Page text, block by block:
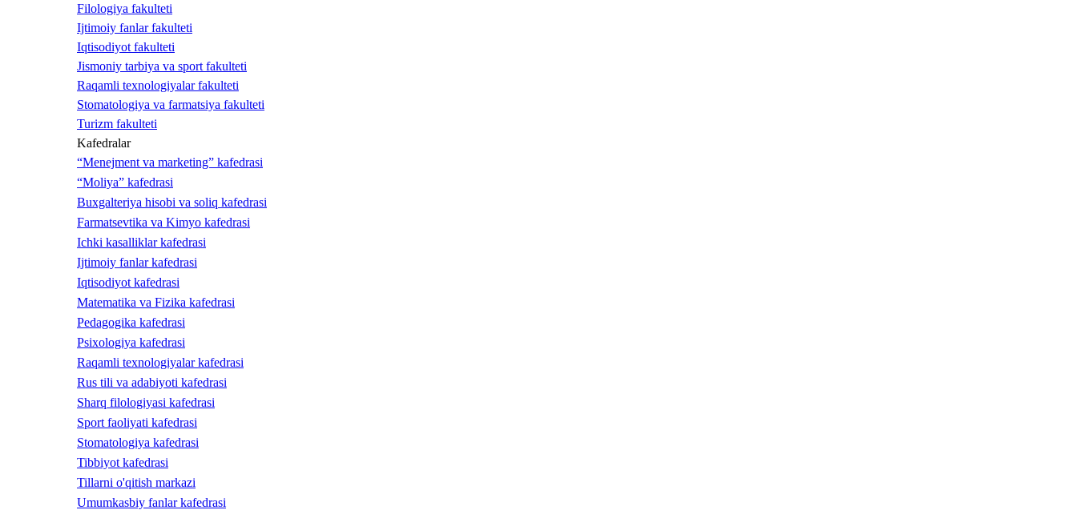
Filologiya fakulteti
Ijtimoiy fanlar fakulteti
Iqtisodiyot fakulteti
Jismoniy tarbiya va sport fakulteti
Raqamli texnologiyalar fakulteti
Stomatologiya va farmatsiya fakulteti
Turizm fakulteti
Kafedralar
“Menejment va marketing” kafedrasi
“Moliya” kafedrasi
Buxgalteriya hisobi va soliq kafedrasi
Farmatsevtika va Kimyo kafedrasi
Ichki kasalliklar kafedrasi
Ijtimoiy fanlar kafedrasi
Iqtisodiyot kafedrasi
Matematika va Fizika kafedrasi
Pedagogika kafedrasi
Psixologiya kafedrasi
Raqamli texnologiyalar kafedrasi
Rus tili va adabiyoti kafedrasi
Sharq filologiyasi kafedrasi
Sport faoliyati kafedrasi
Stomatologiya kafedrasi
Tibbiyot kafedrasi
Tillarni o'qitish markazi
Umumkasbiy fanlar kafedrasi